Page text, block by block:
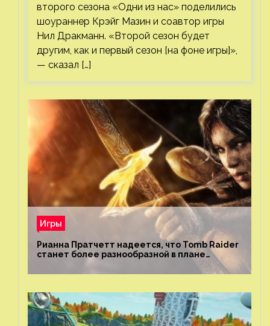
второго сезона «Одни из нас» поделились
шоураннер Крэйг Мазин и соавтор игры
Нил Дракманн. «Второй сезон будет
другим, как и первый сезон [на фоне игры]»,
— сказал […]
Игры
Рианна Пратчетт надеется, что Tomb Raider
станет более разнообразной в плане
репрезентации